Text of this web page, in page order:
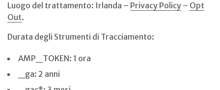
Luogo del trattamento: Irlanda – Privacy Policy – Opt
Out.
Durata degli Strumenti di Tracciamento:
AMP_TOKEN: 1 ora
_ga: 2 anni